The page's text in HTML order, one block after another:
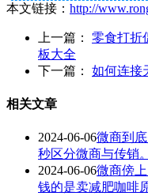
本文链接： http://
上一篇： 零食打折
板大全
下一篇： 如何连接
相关文章
2024-06-06微商到
秒区分微商与传销。
2024-06-06微商傍
钱的是卖减肥咖啡